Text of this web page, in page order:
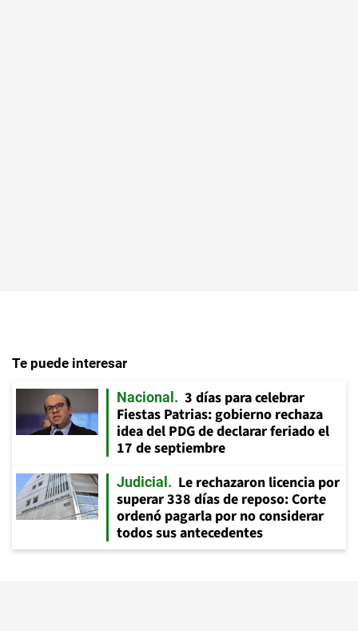
Te puede interesar
Nacional
3 días para celebrar
Fiestas Patrias: gobierno rechaza
idea del PDG de declarar feriado el
17 de septiembre
Judicial
Le rechazaron licencia por
superar 338 días de reposo: Corte
ordenó pagarla por no considerar
todos sus antecedentes